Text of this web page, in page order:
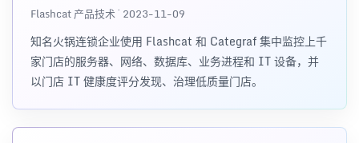
Flashcat 产品技术 · 2023-11-09
知名火锅连锁企业使用 Flashcat 和 Categraf 集中监控上千
家门店的服务器、网络、数据库、业务进程和 IT 设备，并
以门店 IT 健康度评分发现、治理低质量门店。